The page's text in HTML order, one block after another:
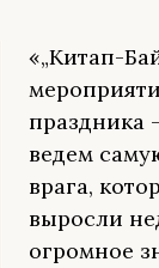
«„Китап-
праздника
ведем
врага,
выросли
огромное